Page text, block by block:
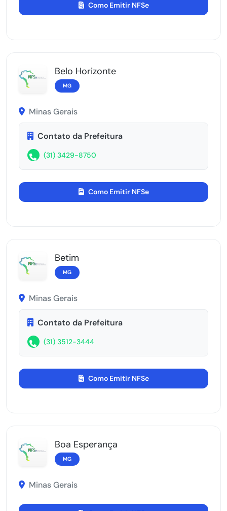
Como Emitir NFSe
Belo Horizonte
MG
Minas Gerais
Contato da Prefeitura
(31) 3429-8750
Como Emitir NFSe
Betim
MG
Minas Gerais
Contato da Prefeitura
(31) 3512-3444
Como Emitir NFSe
Boa Esperança
MG
Minas Gerais